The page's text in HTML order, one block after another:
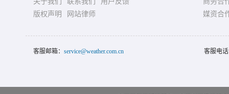
版权声明
网站律师
媒资合
客服邮箱： service@weather.com.cn 客服电